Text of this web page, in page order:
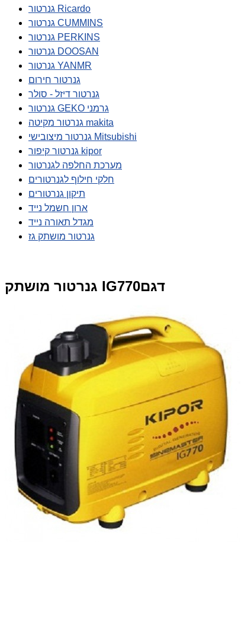
גנרטור Ricardo
גנרטור CUMMINS
גנרטור PERKINS
גנרטור DOOSAN
גנרטור YANMR
גנרטור חירום
גנרטור דיזל - סולר
גנרטור GEKO גרמני
גנרטור מקיטה makita
גנרטור מיצובישי Mitsubishi
גנרטור קיפור kipor
מערכת החלפה לגנרטור
חלקי חילוף לגנרטורים
תיקון גנרטורים
ארון חשמל נייד
מגדל תאורה נייד
גנרטור מושתק גז
גנרטור מושתק IG770דגם